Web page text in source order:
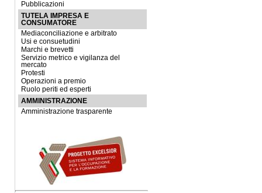
Pubblicazioni
TUTELA IMPRESA E
CONSUMATORE
Mediaconciliazione e arbitrato
Usi e consuetudini
Marchi e brevetti
Servizio metrico e vigilanza del
mercato
Protesti
Operazioni a premio
Ruolo periti ed esperti
AMMINISTRAZIONE
Amministrazione trasparente